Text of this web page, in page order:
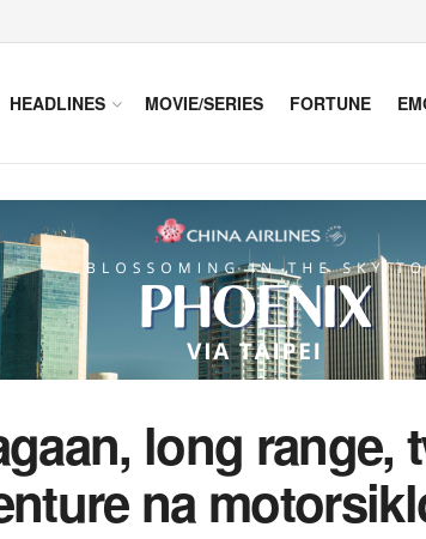
HEADLINES MOVIE/SERIES FORTUNE
long
na